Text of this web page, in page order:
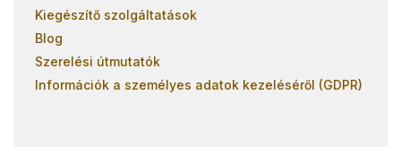
Kiegészítő szolgáltatások
Blog
Szerelési útmutatók
Információk a személyes adatok kezeléséről (GDPR)